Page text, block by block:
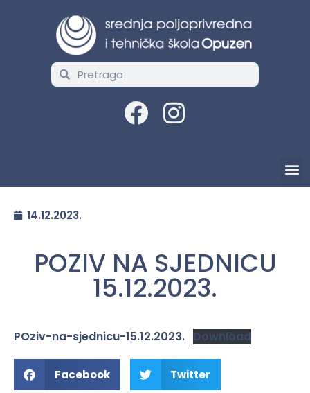
14.12.2023.
POZIV NA SJEDNICU
15.12.2023.
POziv-na-sjednicu-15.12.2023. Download
Facebook Twitter